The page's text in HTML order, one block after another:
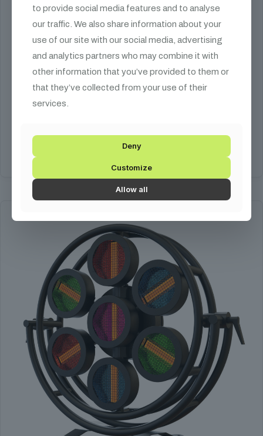
FOS Vintage 7
Kosárba teszem
to provide social media features and to analyse
our traffic. We also share information about your
use of our site with our social media, advertising
and analytics partners who may combine it with
other information that you’ve provided to them or
that they’ve collected from your use of their
services.
Deny
Customize
Allow all